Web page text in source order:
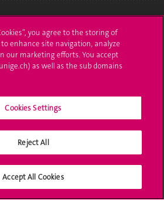
you agree to the storing of
enhance site navigation, analyze
our marketing efforts. You accept
as well as the sub domains
Cookies Settings
Reject All
Accept All Cookies